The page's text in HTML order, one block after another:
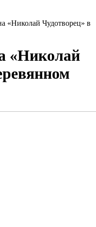
«Николай Чудотворец» в
«Николай